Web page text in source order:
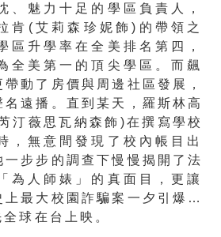
、魅力十足的學區負責人，
肯(艾莉森珍妮飾)的 帶領之
區升學率在全美排名第四，
全美第一的頂尖學區。而飆
動了房價與周邊社區發展，
遠播。直到某天，羅斯林高
汀薇思瓦納森飾)在撰寫學校
， 無意間發現了校內帳目出
一步步的調查下慢慢揭開了法
為人師婊」 的真面目，更讓
上最大校園詐騙案一夕引爆…
球在台上映。